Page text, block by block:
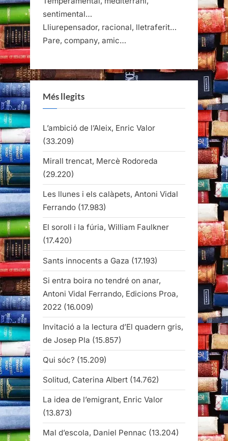
sentimental…
Lliurepensador, racional, lletraferit…
Pare, company, amic…
Més llegits
L’ambició de l’Aleix, Enric Valor
(33.209)
Mirall trencat, Mercè Rodoreda
(29.220)
Les llunes i els calàpets, Antoni Vidal
Ferrando (17.983)
El soroll i la fúria, William Faulkner
(17.420)
Sants innocents a Gaza (17.193)
Si entra boira no tendré on anar,
Antoni Vidal Ferrando, Edicions Proa,
2022 (16.009)
Invitació a la lectura d’El quadern gris,
de Josep Pla (15.857)
Qui sóc? (15.209)
Solitud, Caterina Albert (14.762)
La idea de l’emigrant, Enric Valor
(13.873)
Mal d’escola, Daniel Pennac (13.204)